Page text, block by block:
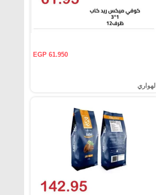
EGP 61.950
الهواري